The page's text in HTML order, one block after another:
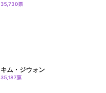
35,730票
キム・ジウォン
35,187票